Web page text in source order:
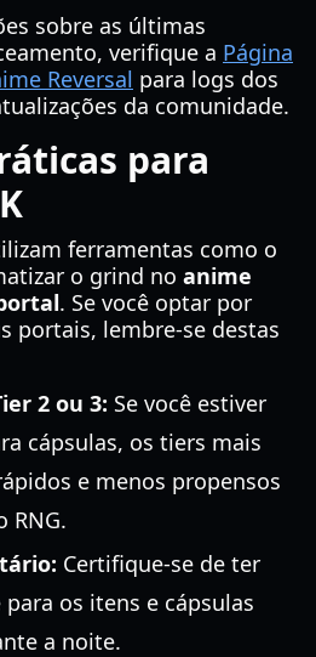
sobre as últimas
verifique a Página
Reversal para logs dos
da comunidade.
para
ferramentas como o
o grind no anime
. Se você optar por
portais, lembre-se destas
2 ou 3: Se você estiver
cápsulas, os tiers mais
e menos propensos
RNG.
Certifique-se de ter
os itens e cápsulas
a noite.